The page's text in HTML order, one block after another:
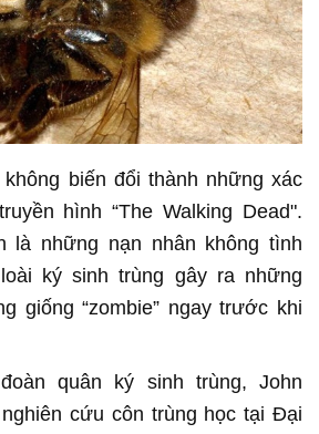
biến đổi thành những xác
hình “The Walking Dead".
là những nạn nhân không tình
ký sinh trùng gây ra những
giống “zombie” ngay trước khi
quân ký sinh trùng, John
cứu côn trùng học tại Đại